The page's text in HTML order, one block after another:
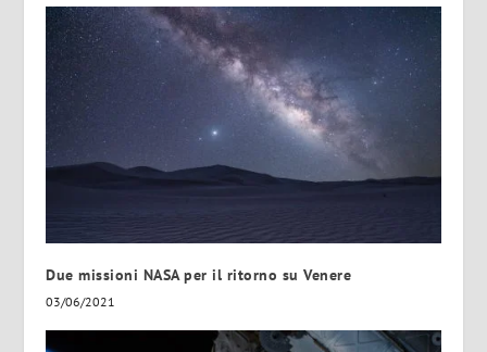
Due missioni NASA per il ritorno su Venere
03/06/2021